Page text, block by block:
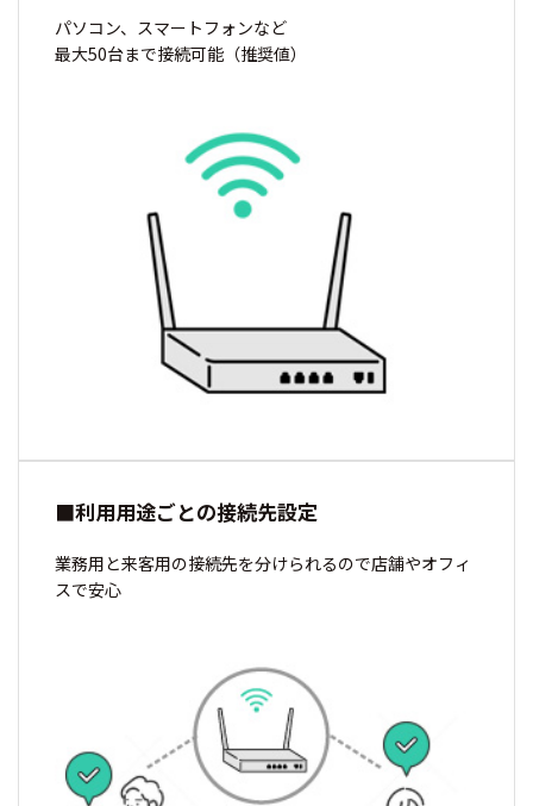
パソコン、スマートフォンなど
最大50台まで接続可能（推奨値）
■利用用途ごとの接続先設定
業務用と来客用の接続先を分けられるので店舗やオフィ
スで安心